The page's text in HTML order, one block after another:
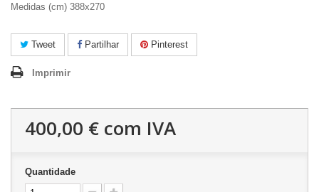
Medidas (cm) 388x270
Tweet Partilhar Pinterest
Imprimir
400,00 € com IVA
Quantidade